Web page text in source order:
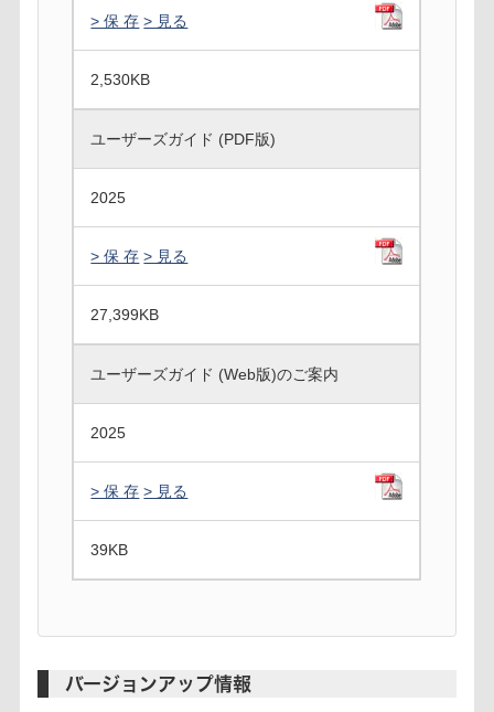
> 保 存 > 見る
2,530KB
ユーザーズガイド (PDF版)
2025
> 保 存 > 見る
27,399KB
ユーザーズガイド (Web版)のご案内
2025
> 保 存 > 見る
39KB
バージョンアップ情報